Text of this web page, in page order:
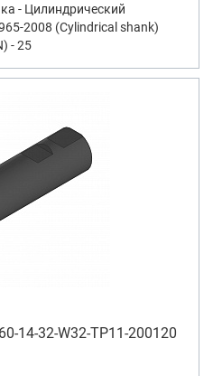
- Цилиндрический
2008 (Cylindrical shank)
- 25
14-32-W32-TP11-200120